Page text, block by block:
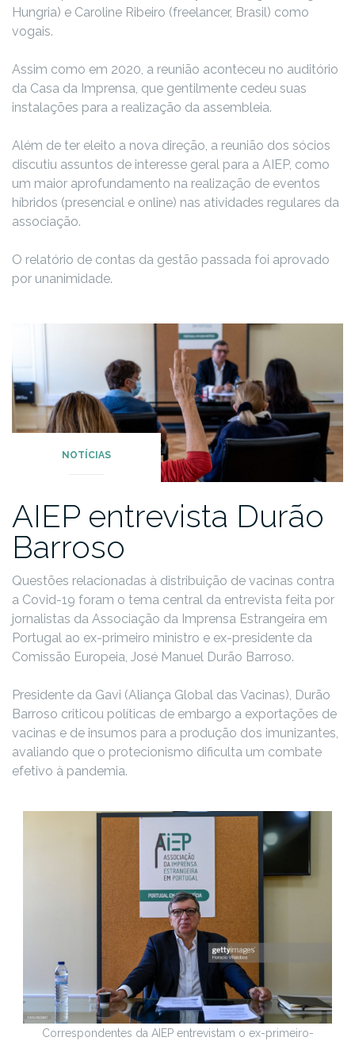
Hungria) e Caroline Ribeiro (freelancer, Brasil) como
vogais.
Assim como em 2020, a reunião aconteceu no auditório
da Casa da Imprensa, que gentilmente cedeu suas
instalações para a realização da assembleia.
Além de ter eleito a nova direção, a reunião dos sócios
discutiu assuntos de interesse geral para a AIEP, como
um maior aprofundamento na realização de eventos
híbridos (presencial e online) nas atividades regulares da
associação.
O relatório de contas da gestão passada foi aprovado
por unanimidade.
NOTÍCIAS
AIEP entrevista Durão
Barroso
Questões relacionadas à distribuição de vacinas contra
a Covid-19 foram o tema central da entrevista feita por
jornalistas da Associação da Imprensa Estrangeira em
Portugal ao ex-primeiro ministro e ex-presidente da
Comissão Europeia, José Manuel Durão Barroso.
Presidente da Gavi (Aliança Global das Vacinas), Durão
Barroso criticou políticas de embargo a exportações de
vacinas e de insumos para a produção dos imunizantes,
avaliando que o protecionismo dificulta um combate
efetivo à pandemia.
Correspondentes da AIEP entrevistam o ex-primeiro-